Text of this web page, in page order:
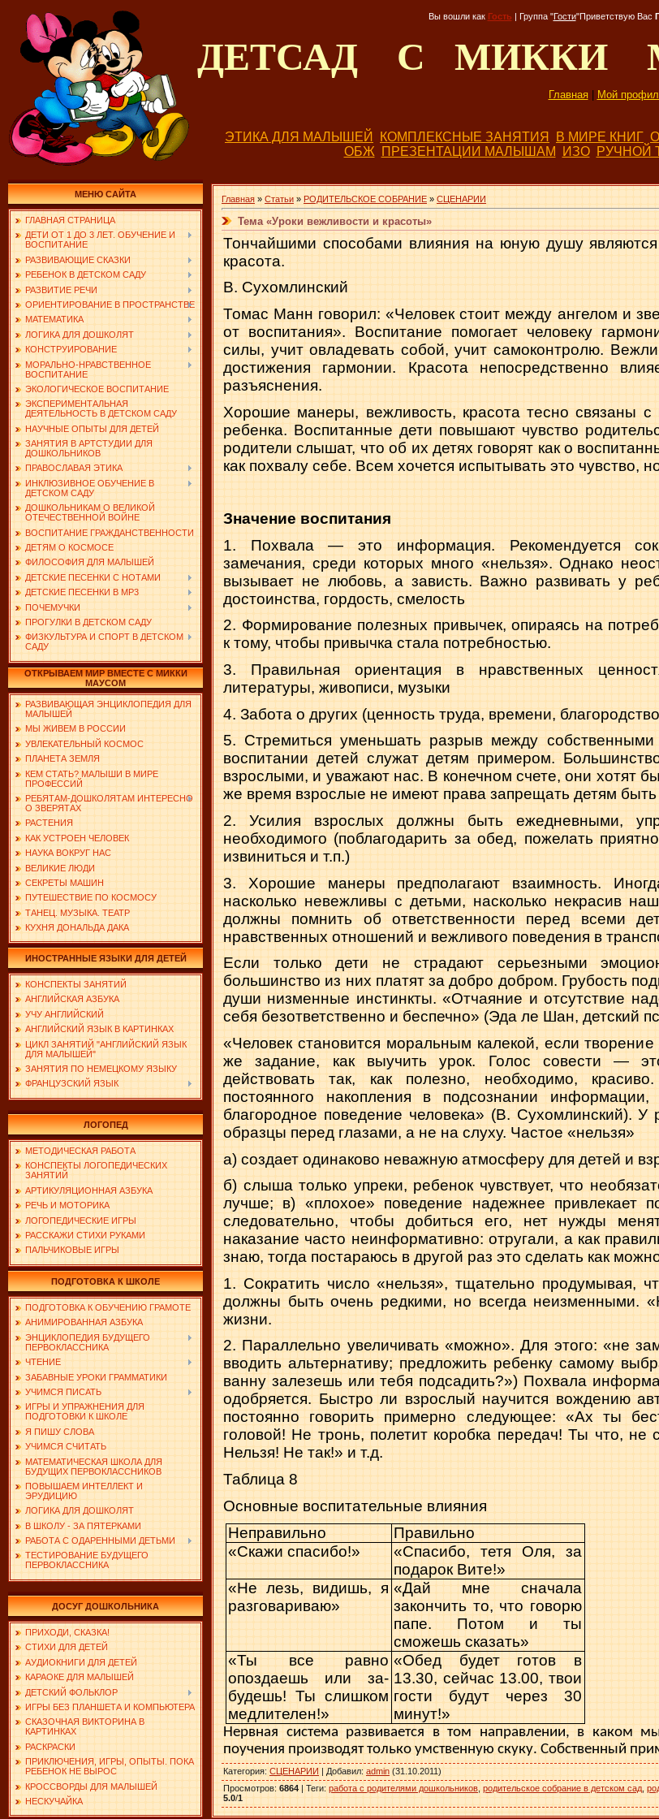
Вы вошли как Гость | Группа"Гости"Приветствую Вас
ДЕТСАД С МИККИ
Главная| Мой
ЭТИКА ДЛЯ МАЛЫШЕЙ КОМПЛЕКСНЫЕ ЗАНЯТИЯ В МИРЕ КНИГ
ОБЖ
ПРЕЗЕНТАЦИИ МАЛЫШАМ ИЗО РУЧНОЙ
МЕНЮ САЙТА
ГЛАВНАЯ СТРАНИЦА
ДЕТИ ОТ 1 ДО 3 ЛЕТ. ОБУЧЕНИЕ И
ВОСПИТАНИЕ
РАЗВИВАЮЩИЕ СКАЗКИ
РЕБЕНОК В ДЕТСКОМ САДУ
РАЗВИТИЕ РЕЧИ
ОРИЕНТИРОВАНИЕ В ПРОСТРАНСТВЕ
МАТЕМАТИКА
ЛОГИКА ДЛЯ ДОШКОЛЯТ
КОНСТРУИРОВАНИЕ
МОРАЛЬНО-НРАВСТВЕННОЕ
ВОСПИТАНИЕ
ЭКОЛОГИЧЕСКОЕ ВОСПИТАНИЕ
ЭКСПЕРИМЕНТАЛЬНАЯ
ДЕЯТЕЛЬНОСТЬ В ДЕТСКОМ САДУ
НАУЧНЫЕ ОПЫТЫ ДЛЯ ДЕТЕЙ
ЗАНЯТИЯ В АРТСТУДИИ ДЛЯ
ДОШКОЛЬНИКОВ
ПРАВОСЛАВАЯ ЭТИКА
ИНКЛЮЗИВНОЕ ОБУЧЕНИЕ В
ДЕТСКОМ САДУ
ДОШКОЛЬНИКАМ О ВЕЛИКОЙ
ОТЕЧЕСТВЕННОЙ ВОЙНЕ
ВОСПИТАНИЕ ГРАЖДАНСТВЕННОСТИ
ДЕТЯМ О КОСМОСЕ
ФИЛОСОФИЯ ДЛЯ МАЛЫШЕЙ
ДЕТСКИЕ ПЕСЕНКИ С НОТАМИ
ДЕТСКИЕ ПЕСЕНКИ В MP3
ПОЧЕМУЧКИ
ПРОГУЛКИ В ДЕТСКОМ САДУ
ФИЗКУЛЬТУРА И СПОРТ В ДЕТСКОМ
САДУ
ОТКРЫВАЕМ МИР ВМЕСТЕ С МИККИ
МАУСОМ
РАЗВИВАЮЩАЯ ЭНЦИКЛОПЕДИЯ ДЛЯ
МАЛЫШЕЙ
МЫ ЖИВЕМ В РОССИИ
УВЛЕКАТЕЛЬНЫЙ КОСМОС
ПЛАНЕТА ЗЕМЛЯ
КЕМ СТАТЬ? МАЛЫШИ В МИРЕ
ПРОФЕССИЙ
РЕБЯТАМ-ДОШКОЛЯТАМ ИНТЕРЕСНО
О ЗВЕРЯТАХ
РАСТЕНИЯ
КАК УСТРОЕН ЧЕЛОВЕК
НАУКА ВОКРУГ НАС
ВЕЛИКИЕ ЛЮДИ
СЕКРЕТЫ МАШИН
ПУТЕШЕСТВИЕ ПО КОСМОСУ
ТАНЕЦ. МУЗЫКА. ТЕАТР
КУХНЯ ДОНАЛЬДА ДАКА
ИНОСТРАННЫЕ ЯЗЫКИ ДЛЯ ДЕТЕЙ
КОНСПЕКТЫ ЗАНЯТИЙ
АНГЛИЙСКАЯ АЗБУКА
УЧУ АНГЛИЙСКИЙ
АНГЛИЙСКИЙ ЯЗЫК В КАРТИНКАХ
ЦИКЛ ЗАНЯТИЙ "АНГЛИЙСКИЙ ЯЗЫК
ДЛЯ МАЛЫШЕЙ"
ЗАНЯТИЯ ПО НЕМЕЦКОМУ ЯЗЫКУ
ФРАНЦУЗСКИЙ ЯЗЫК
ЛОГОПЕД
МЕТОДИЧЕСКАЯ РАБОТА
КОНСПЕКТЫ ЛОГОПЕДИЧЕСКИХ
ЗАНЯТИЙ
АРТИКУЛЯЦИОННАЯ АЗБУКА
РЕЧЬ И МОТОРИКА
ЛОГОПЕДИЧЕСКИЕ ИГРЫ
РАССКАЖИ СТИХИ РУКАМИ
ПАЛЬЧИКОВЫЕ ИГРЫ
ПОДГОТОВКА К ШКОЛЕ
ПОДГОТОВКА К ОБУЧЕНИЮ ГРАМОТЕ
АНИМИРОВАННАЯ АЗБУКА
ЭНЦИКЛОПЕДИЯ БУДУЩЕГО
ПЕРВОКЛАССНИКА
ЧТЕНИЕ
ЗАБАВНЫЕ УРОКИ ГРАММАТИКИ
УЧИМСЯ ПИСАТЬ
ИГРЫ И УПРАЖНЕНИЯ ДЛЯ
ПОДГОТОВКИ К ШКОЛЕ
Я ПИШУ СЛОВА
УЧИМСЯ СЧИТАТЬ
МАТЕМАТИЧЕСКАЯ ШКОЛА ДЛЯ
БУДУЩИХ ПЕРВОКЛАССНИКОВ
ПОВЫШАЕМ ИНТЕЛЛЕКТ И
ЭРУДИЦИЮ
ЛОГИКА ДЛЯ ДОШКОЛЯТ
В ШКОЛУ - ЗА ПЯТЕРКАМИ
РАБОТА С ОДАРЕННЫМИ ДЕТЬМИ
ТЕСТИРОВАНИЕ БУДУЩЕГО
ПЕРВОКЛАССНИКА
ДОСУГ ДОШКОЛЬНИКА
ПРИХОДИ, СКАЗКА!
СТИХИ ДЛЯ ДЕТЕЙ
АУДИОКНИГИ ДЛЯ ДЕТЕЙ
КАРАОКЕ ДЛЯ МАЛЫШЕЙ
ДЕТСКИЙ ФОЛЬКЛОР
ИГРЫ БЕЗ ПЛАНШЕТА И КОМПЬЮТЕРА
СКАЗОЧНАЯ ВИКТОРИНА В
КАРТИНКАХ
РАСКРАСКИ
ПРИКЛЮЧЕНИЯ, ИГРЫ, ОПЫТЫ. ПОКА
РЕБЕНОК НЕ ВЫРОС
КРОССВОРДЫ ДЛЯ МАЛЫШЕЙ
НЕСКУЧАЙКА
Главная » Статьи » РОДИТЕЛЬСКОЕ СОБРАНИЕ » СЦЕНАРИИ
Тема «Уроки вежливости и красоты»
Тончайшими способами влияния на юную душу
красота.
В. Сухомлинский
Томас Манн говорил: «Человек стоит между ангелом и
от воспитания». Воспитание помогает чело­веку
силы, учит овладевать со­бой, учит самоконтролю.
достиже­ния гармонии. Красота непосредственно
разъяснения.
Хорошие манеры, вежливость, красота тесно связаны с
ребенка. Воспитанные дети повышают чув­ство
родители слышат, что об их детях говорят как о
как похвалу себе. Всем хочется испытывать это чувство,
Значение воспитания
1. Похвала — это информация. Ре­комендуется
замечания, среди которых много «нельзя». Однако
вы­зывает не любовь, а зависть. Важ­но развивать у
достоинства, гор­дость, смелость
2. Формирование полезных привычек, опираясь на
к тому, что­бы привычка стала потребностью.
3. Правильная ориентация в нрав­ственных
литературы, живопи­си, музыки
4. Забота о других (ценность тру­да, времени,
5. Стремиться уменьшать разрыв между
воспитании детей служат детям примером.
взрослыми, и уважают нас. В ко­нечном счете, они хотят
же время взрослые не имеют права запре­щать детям быть
2. Усилия взрослых должны быть ежедневными,
необходимого (побла­годарить за обед, пожелать
извиниться и т.п.)
3. Хорошие манеры предполагают взаимность.
насколько невежливы с детьми, насколько некрасив
долж­ны помнить об ответственности перед всеми
нравственных отношений и вежливого поведения в
Если только дети не страдают серьезными
большинство из них платят за добро добром. Грубость
души низменные инстинкты. «От­чаяние и отсутствие
себя безответ­ственно и беспечно» (Эда ле Шан, детский
«Человек становится моральным калекой, если
же задание, как выучить урок. Голос совести —
действовать так, как полезно, необ­ходимо,
постоянного накопления в подсознании
благородное поведение человека» (В. Сухомлинский).
образцы перед глазами, а не на слуху. Частое «нельзя»
а) создает одинаково неважную атмосферу для детей и
б) слыша только упреки, ребенок чувствует, что
лучше; в) «плохое» поведение надежнее при­влекает
следовательно, чтобы добиться его, нет нужды
наказание часто неинформативно: отругали, а как
знаю, тогда постараюсь в другой раз это сделать как
1. Сократить число «нельзя», тщательно продумывая,
должны быть очень редкими, но всегда неиз­менными.
жизни.
2. Параллельно увеличивать «можно». Для этого: «не
вводить альтернативу; предложить ребенку са­мому
ванну залезешь или тебя под­садить?») Похвала
одобряется. Быстро ли взрослый научится вождению
постоянно говорить примерно следующее: «Ах ты
головой! Не тронь, полетит коробка передач! Ты что,
Нельзя! Не так!» и т.д.
Таблица 8
Основные воспитательные влияния
Неправильно
Правильно
«Скажи спасибо!»
«Спасибо, тетя Оля, за
подарок Вите!»
«Не лезь, видишь, я
разговариваю»
«Дай мне сначала
закончить то, что го­ворю
папе. Потом и ты
сможешь ска­зать»
«Ты все равно
опоздаешь или за­
будешь! Ты слишком
медлите­лен!»
«Обед будет готов в
13.30, сейчас 13.00, твои
гости будут через 30
минут!»
Нервная система развивается в том направлении, в каком
поучения производят только умственную скуку. Собственный
Категория: СЦЕНАРИИ | Добавил: admin (31.10.2011)
Просмотров: 6864 | Теги: работа с родителями дошкольников родительское собрание в детском сад
5.0/1